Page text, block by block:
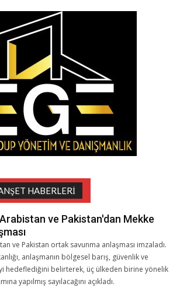
HABERLERI
ve Pakistan'dan Mekke
ve Pakistan ortak savunma anlaşması imzaladı.
anlaşmanın bölgesel barış, güvenlik ve
hedeflediğini belirterek, üç ülkeden birine yönelik
yapılmış sayılacağını açıkladı.